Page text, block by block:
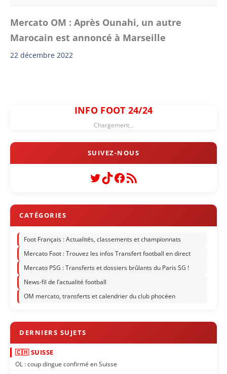
Mercato OM : Après Ounahi, un autre
Marocain est annoncé à Marseille
22 décembre 2022
INFO FOOT 24/24
Chargement...
Twitter
TikTok
Facebook
Flux RSS
Foot Français : Actualités, classements et championnats
Mercato Foot : Trouvez les infos Transfert football en direct
Mercato PSG : Transferts et dossiers brûlants du Paris SG !
News-fil de l’actualité football
OM mercato, transferts et calendrier du club phocéen
🇨🇭 SUISSE
OL : coup dingue confirmé en Suisse